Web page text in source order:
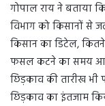
गोपाल राय ने बताया
विभाग को किसानों से
किसान का डिटेल,
फसल कटने का समय आदि
छिड़काव की तारीख भी
छिड़काव का इंतजाम